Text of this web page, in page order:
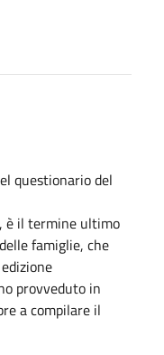
questionario del
è il termine ultimo
famiglie, che
provveduto in
a compilare il